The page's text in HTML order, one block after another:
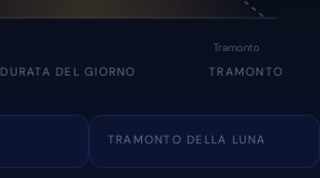
Tramonto
DURATA DEL GIORNO TRAMONTO
TRAMONTO DELLA LUNA